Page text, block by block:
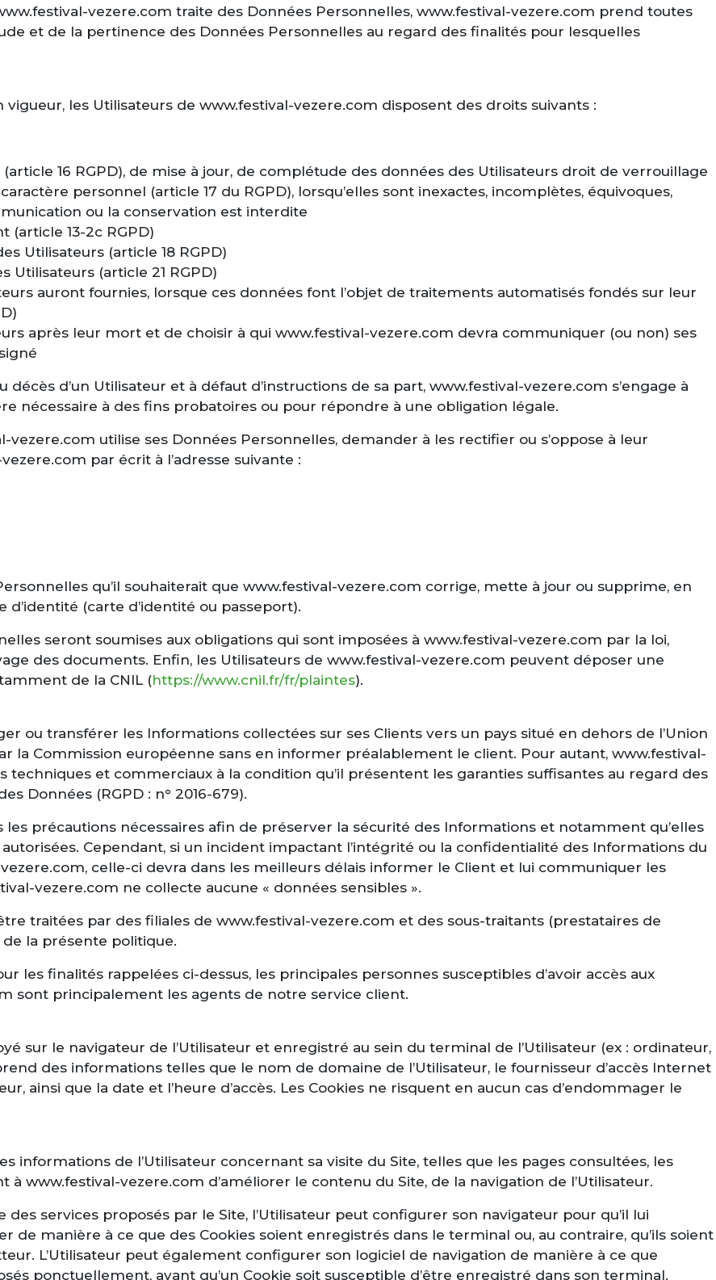
vezere.com traite des Données Personnelles, www.festival-vezere.com prend toutes
et de la pertinence des Données Personnelles au regard des finalités pour lesquelles
les Utilisateurs de www.festival-vezere.com disposent des droits suivants :
16 RGPD), de mise à jour, de complétude des données des Utilisateurs droit de verrouillage
personnel (article 17 du RGPD), lorsqu’elles sont inexactes, incomplètes, équivoques,
ou la conservation est interdite
13-2c RGPD)
Utilisateurs (article 18 RGPD)
Utilisateurs (article 21 RGPD)
auront fournies, lorsque ces données font l’objet de traitements automatisés fondés sur leur
après leur mort et de choisir à qui www.festival-vezere.com devra communiquer (ou non) ses
d’un Utilisateur et à défaut d’instructions de sa part, www.festival-vezere.com s’engage à
nécessaire à des fins probatoires ou pour répondre à une obligation légale.
utilise ses Données Personnelles, demander à les rectifier ou s’oppose à leur
par écrit à l’adresse suivante :
qu’il souhaiterait que www.festival-vezere.com corrige, mette à jour ou supprime, en
d’identité (carte d’identité ou passeport).
seront soumises aux obligations qui sont imposées à www.festival-vezere.com par la loi,
des documents. Enfin, les Utilisateurs de www.festival-vezere.com peuvent déposer une
de la CNIL (https://www.cnil.fr/fr/plaintes).
ou transférer les Informations collectées sur ses Clients vers un pays situé en dehors de l’Union
la Commission européenne sans en informer préalablement le client. Pour autant, www.festival-
et commerciaux à la condition qu’il présentent les garanties suffisantes au regard des
Données (RGPD : n° 2016-679).
précautions nécessaires afin de préserver la sécurité des Informations et notamment qu’elles
Cependant, si un incident impactant l’intégrité ou la confidentialité des Informations du
celle-ci devra dans les meilleurs délais informer le Client et lui communiquer les
vezere.com ne collecte aucune « données sensibles ».
traitées par des filiales de www.festival-vezere.com et des sous-traitants (prestataires de
la présente politique.
les finalités rappelées ci-dessus, les principales personnes susceptibles d’avoir accès aux
sont principalement les agents de notre service client.
sur le navigateur de l’Utilisateur et enregistré au sein du terminal de l’Utilisateur (ex : ordinateur,
des informations telles que le nom de domaine de l’Utilisateur, le fournisseur d’accès Internet
ainsi que la date et l’heure d’accès. Les Cookies ne risquent en aucun cas d’endommager le
informations de l’Utilisateur concernant sa visite du Site, telles que les pages consultées, les
www.festival-vezere.com d’améliorer le contenu du Site, de la navigation de l’Utilisateur.
services proposés par le Site, l’Utilisateur peut configurer son navigateur pour qu’il lui
de manière à ce que des Cookies soient enregistrés dans le terminal ou, au contraire, qu’ils soient
L’Utilisateur peut également configurer son logiciel de navigation de manière à ce que
ponctuellement, avant qu’un Cookie soit susceptible d’être enregistré dans son terminal.